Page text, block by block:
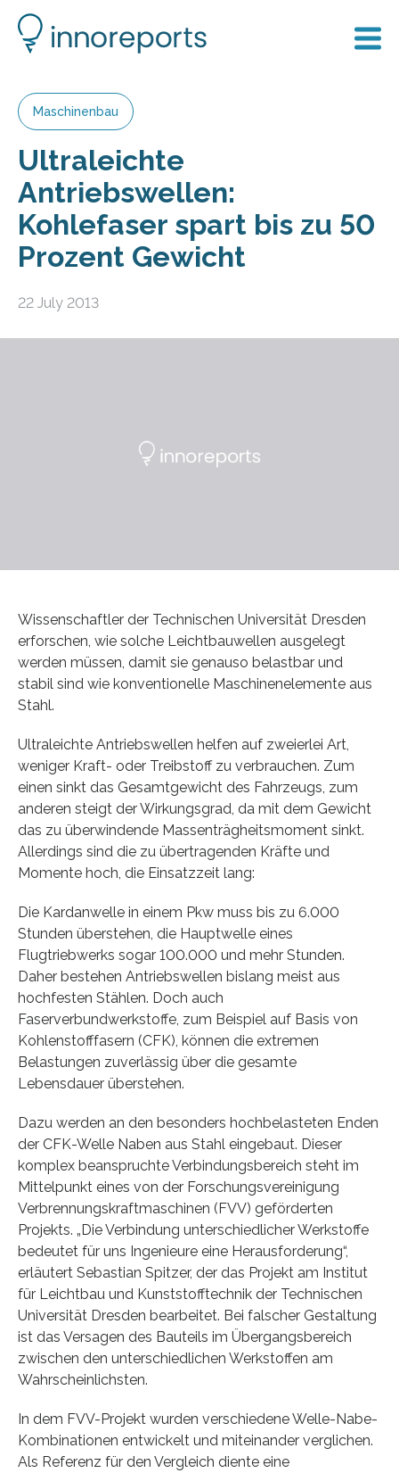
Maschinenbau
Ultraleichte
Antriebswellen:
Kohlefaser spart bis zu 50
Prozent Gewicht
22 July 2013
Wissenschaftler der Technischen Universität Dresden
erforschen, wie solche Leichtbauwellen ausgelegt
werden müssen, damit sie genauso belastbar und
stabil sind wie konventionelle Maschinenelemente aus
Stahl.
Ultraleichte Antriebswellen helfen auf zweierlei Art,
weniger Kraft- oder Treibstoff zu verbrauchen. Zum
einen sinkt das Gesamtgewicht des Fahrzeugs, zum
anderen steigt der Wirkungsgrad, da mit dem Gewicht
das zu überwindende Massenträgheitsmoment sinkt.
Allerdings sind die zu übertragenden Kräfte und
Momente hoch, die Einsatzzeit lang:
Die Kardanwelle in einem Pkw muss bis zu 6.000
Stunden überstehen, die Hauptwelle eines
Flugtriebwerks sogar 100.000 und mehr Stunden.
Daher bestehen Antriebswellen bislang meist aus
hochfesten Stählen. Doch auch
Faserverbundwerkstoffe, zum Beispiel auf Basis von
Kohlenstofffasern (CFK), können die extremen
Belastungen zuverlässig über die gesamte
Lebensdauer überstehen.
Dazu werden an den besonders hochbelasteten Enden
der CFK-Welle Naben aus Stahl eingebaut. Dieser
komplex beanspruchte Verbindungsbereich steht im
Mittelpunkt eines von der Forschungsvereinigung
Verbrennungskraftmaschinen (FVV) geförderten
Projekts. „Die Verbindung unterschiedlicher Werkstoffe
bedeutet für uns Ingenieure eine Herausforderung“,
erläutert Sebastian Spitzer, der das Projekt am Institut
für Leichtbau und Kunststofftechnik der Technischen
Universität Dresden bearbeitet. Bei falscher Gestaltung
ist das Versagen des Bauteils im Übergangsbereich
zwischen den unterschiedlichen Werkstoffen am
Wahrscheinlichsten.
In dem FVV-Projekt wurden verschiedene Welle-Nabe-
Kombinationen entwickelt und miteinander verglichen.
Als Referenz für den Vergleich diente eine